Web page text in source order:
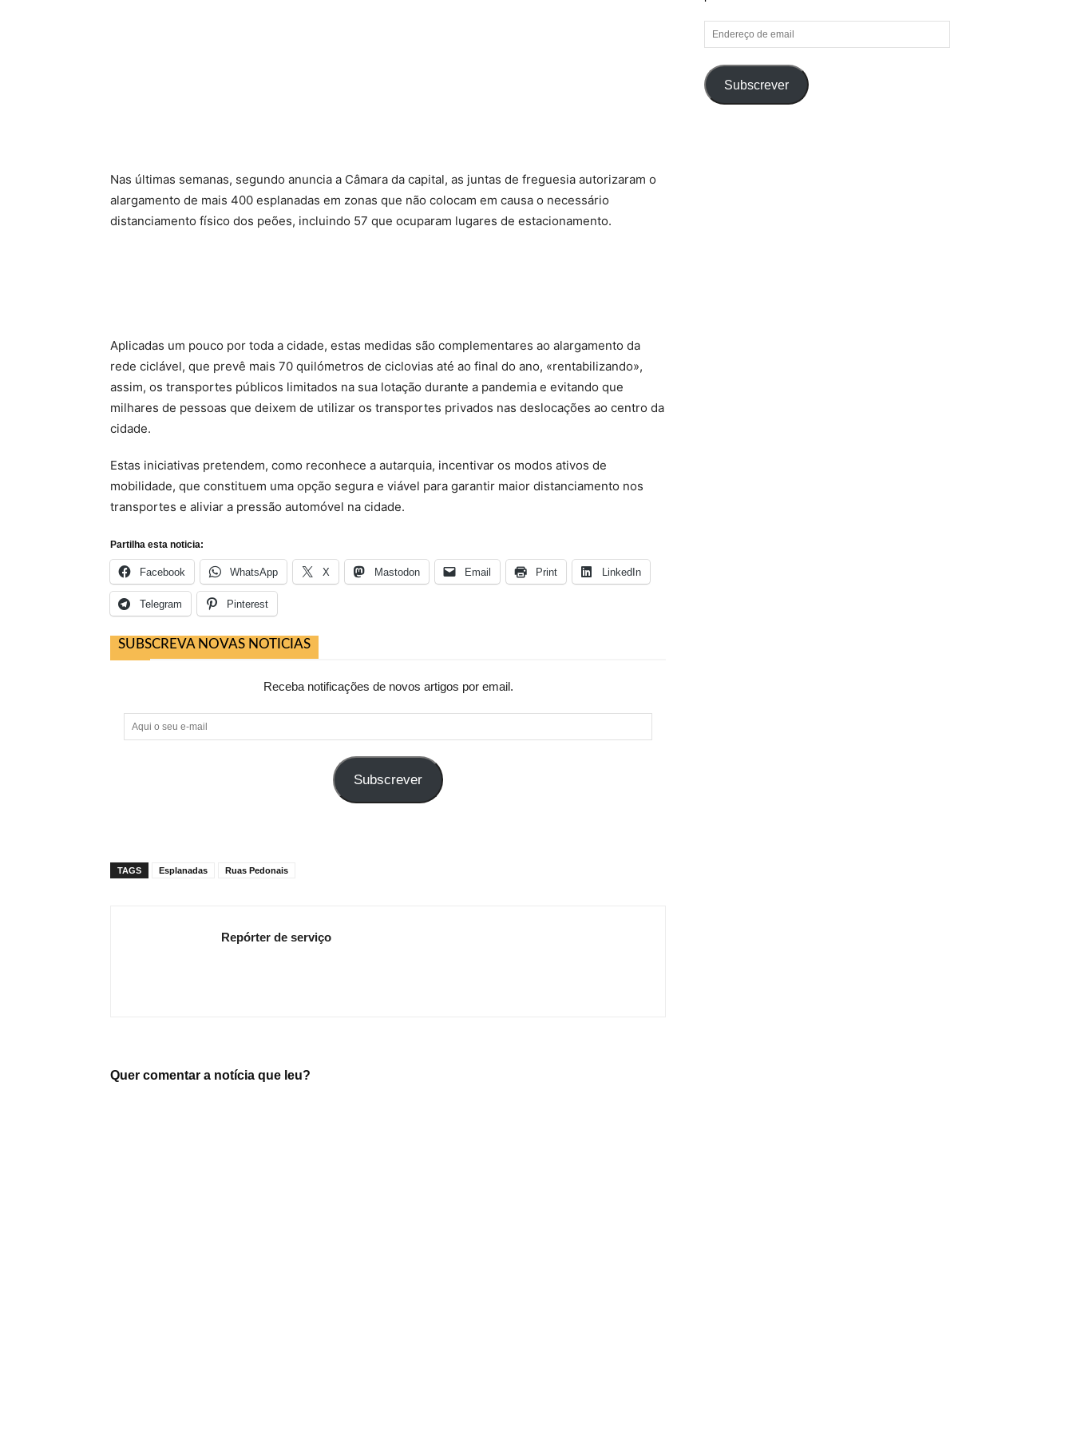
Nas últimas semanas, segundo anuncia a Câmara da capital, as juntas de freguesia autorizaram o
alargamento de mais 400 esplanadas em zonas que não colocam em causa o necessário
distanciamento físico dos peões, incluindo 57 que ocuparam lugares de estacionamento.
Aplicadas um pouco por toda a cidade, estas medidas são complementares ao alargamento da
rede ciclável, que prevê mais 70 quilómetros de ciclovias até ao final do ano, «rentabilizando»,
assim, os transportes públicos limitados na sua lotação durante a pandemia e evitando que
milhares de pessoas que deixem de utilizar os transportes privados nas deslocações ao centro da
cidade.
Estas iniciativas pretendem, como reconhece a autarquia, incentivar os modos ativos de
mobilidade, que constituem uma opção segura e viável para garantir maior distanciamento nos
transportes e aliviar a pressão automóvel na cidade.
Partilha esta noticia:
Facebook WhatsApp X Mastodon Email Print LinkedIn
Telegram Pinterest
SUBSCREVA NOVAS NOTICIAS
Receba notificações de novos artigos por email.
Aqui
o
Subscrever
TAGS Esplanadas Ruas Pedonais
Repórter de serviço
Quer comentar a notícia que leu?
Endereço
de
Subscrever